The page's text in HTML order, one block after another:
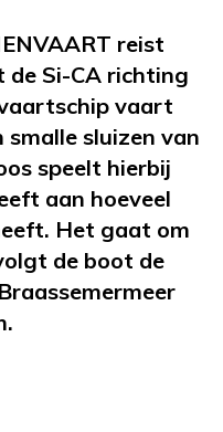
reist
de Si-CA richting
vaart
smalle sluizen van
speelt hierbij
aan hoeveel
Het gaat om
de boot de